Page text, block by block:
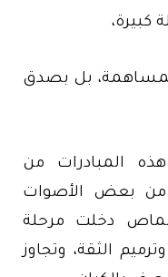
كبيرة،
بل بصدق
المبادرات من
بعض الأصوات
دخلت مرحلة
الثقة، وتجاوز